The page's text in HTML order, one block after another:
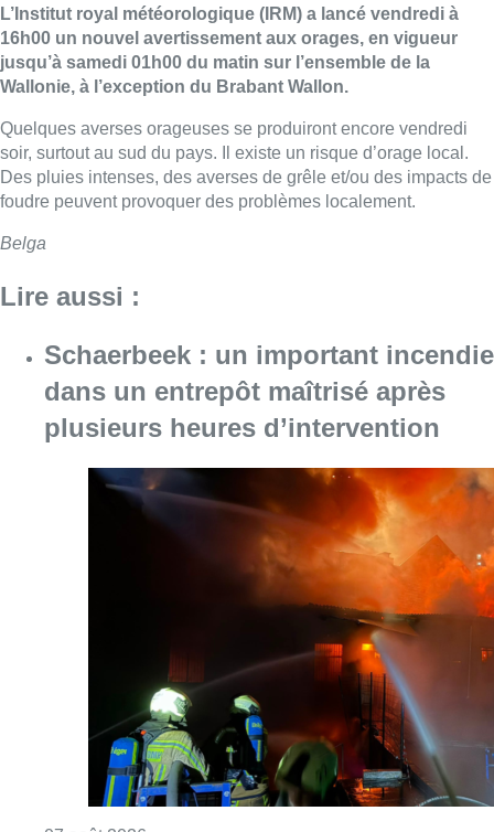
L’Institut royal météorologique (IRM) a lancé vendredi à
16h00 un nouvel avertissement aux orages, en vigueur
jusqu’à samedi 01h00 du matin sur l’ensemble de la
Wallonie, à l’exception du Brabant Wallon.
Quelques averses orageuses se produiront encore vendredi
soir, surtout au sud du pays. Il existe un risque d’orage local.
Des pluies intenses, des averses de grêle et/ou des impacts de
foudre peuvent provoquer des problèmes localement.
Belga
Lire aussi :
Schaerbeek : un important incendie
dans un entrepôt maîtrisé après
plusieurs heures d’intervention